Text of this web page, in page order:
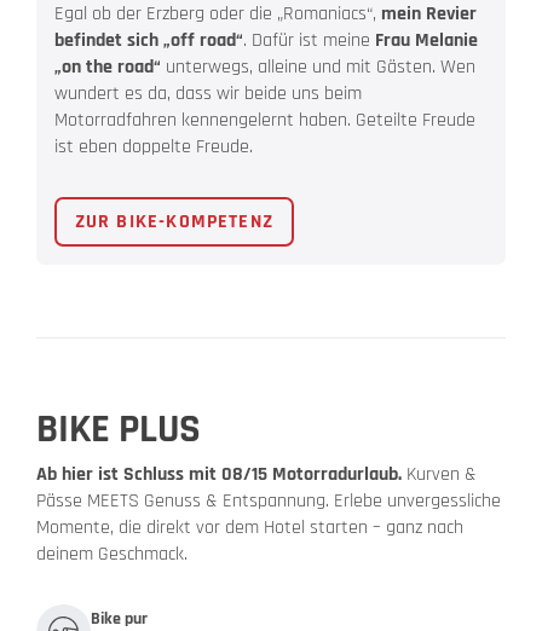
Egal ob der Erzberg oder die „Romaniacs“, mein Revier
befindet sich „off road“. Dafür ist meine Frau Melanie
„on the road“ unterwegs, alleine und mit Gästen. Wen
wundert es da, dass wir beide uns beim
Motorradfahren kennengelernt haben. Geteilte Freude
ist eben doppelte Freude.
ZUR BIKE-KOMPETENZ
BIKE PLUS
Ab hier ist Schluss mit 08/15 Motorradurlaub. Kurven &
Pässe MEETS Genuss & Entspannung. Erlebe unvergessliche
Momente, die direkt vor dem Hotel starten – ganz nach
deinem Geschmack.
Bike pur